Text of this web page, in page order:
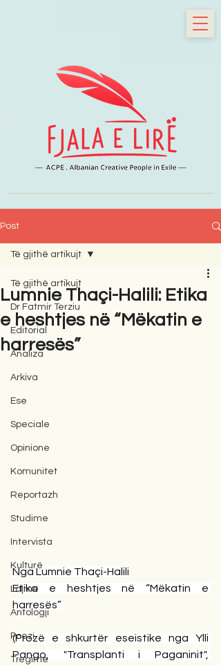
Post
Të gjithë artikujt
Dr Fatmir Terziu
Editorial
Analiza
Arkiva
Ese
Speciale
Opinione
Komunitet
Reportazh
Studime
Intervista
Kulturë
Lajme
Antologji
Poezi
Tregime
Të gjithë artikujt
Lumnie Thaçi-Halili: Etika
e heshtjes në “Mëkatin e
harresës”
Nga Lumnie Thaçi-Halili
Etika e heshtjes në “Mëkatin e
harresës”
(Prozë e shkurtër eseistike nga Ylli
Pango, "Transplanti i Paganinit",